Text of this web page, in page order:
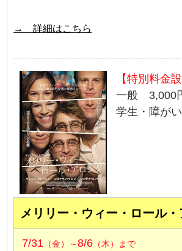
→ 詳細はこちら
【特別料金設
一般 3,000
学生・障が
メリリー・ウィー・ロール
7/31 （金）～8/6 （木）まで